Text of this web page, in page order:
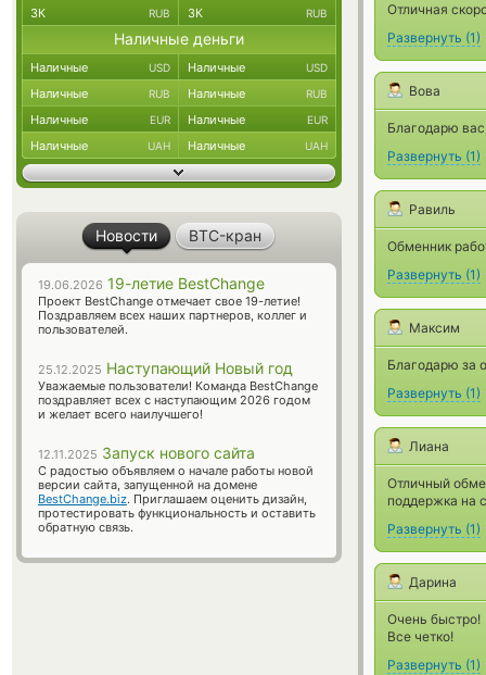
Отличная
Развернуть (1)
Вова
Благодарю
Развернуть (1)
Равиль
Обменник
Развернуть (1)
Максим
Благодарю за
Развернуть (1)
Лиана
Отличный
поддержка на
Развернуть (1)
Дарина
Очень быстро!
Все четко!
Развернуть (1)
ЗК RUB ЗК RUB
Наличные деньги
Наличные USD Наличные USD
Наличные RUB Наличные RUB
Наличные EUR Наличные EUR
Наличные UAH Наличные UAH
Новости BTC-кран
19.06.2026 19-летие BestChange
Проект BestChange отмечает свое 19-летие!
Поздравляем всех наших партнеров, коллег и
пользователей.
25.12.2025 Наступающий Новый год
Уважаемые пользователи! Команда BestChange
поздравляет всех с наступающим 2026 годом
и желает всего наилучшего!
12.11.2025 Запуск нового сайта
С радостью объявляем о начале работы новой
версии сайта, запущенной на домене
BestChange.biz. Приглашаем оценить дизайн,
протестировать функциональность и оставить
обратную связь.